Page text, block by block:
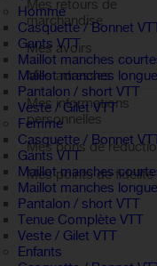
Homme
Casquette / Bonnet
Gants VTT
Maillot manches
Maillot manches
Pantalon / short VTT
Veste / Gilet VTT
Femme
Casquette / Bonnet
Gants VTT
Maillot manches
Maillot manches
Pantalon / short VTT
Tenue Complète VTT
Veste / Gilet VTT
Enfants
Mes retours de
marchandise
Mes avoirs
Mes adresses
Mes informations
personnelles
Mes bons de
Mes points de fidélité
Sign out